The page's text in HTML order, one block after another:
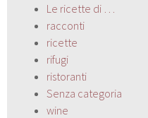
Le ricette di …
racconti
ricette
rifugi
ristoranti
Senza categoria
wine